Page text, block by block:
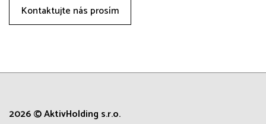
Kontaktujte nás prosím
2026 © AktivHolding s.r.o.